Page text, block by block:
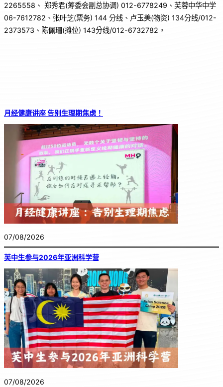
2265558、 郑秀君(筹委会副总协调) 012-6778249、芙蓉中华中学
06-7612782、张叶芝(票务) 144 分线、卢玉美(物资) 134分线/012-
2373573、陈佩珊(摊位) 143分线/012-6732782。
月经健康讲座 告别生理期焦虑！
07/08/2026
芙中生参与2026年亚洲科学营
07/08/2026